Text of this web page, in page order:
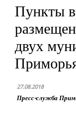
Пункты
двух
27.08.2018
Пресс-служба